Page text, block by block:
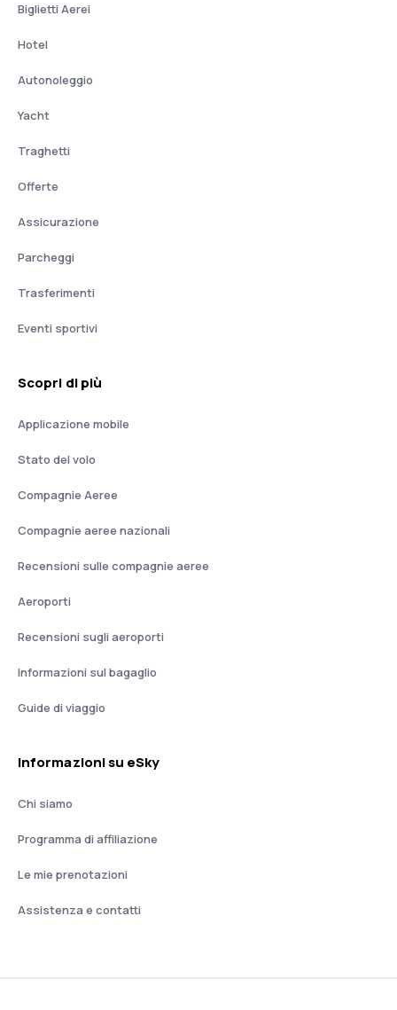
Biglietti Aerei
Hotel
Autonoleggio
Yacht
Traghetti
Offerte
Assicurazione
Parcheggi
Trasferimenti
Eventi sportivi
Scopri di più
Applicazione mobile
Stato del volo
Compagnie Aeree
Compagnie aeree nazionali
Recensioni sulle compagnie aeree
Aeroporti
Recensioni sugli aeroporti
Informazioni sul bagaglio
Guide di viaggio
Informazioni su eSky
Chi siamo
Programma di affiliazione
Le mie prenotazioni
Assistenza e contatti